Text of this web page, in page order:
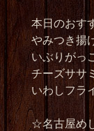
やみつき揚
いぶりがっ
チーズササ
いわしフラ
☆名古屋め